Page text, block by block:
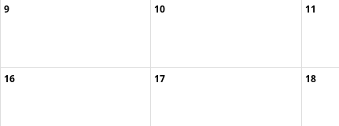
9 10 11
16 17 18